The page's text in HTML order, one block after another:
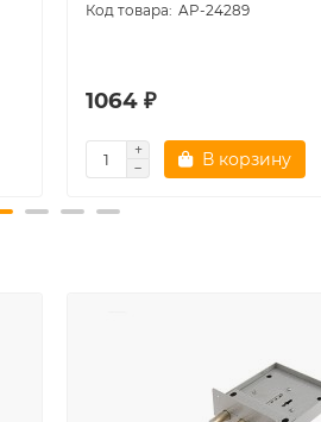
AP-24289
1064 ₽
В корзину